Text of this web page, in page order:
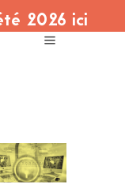
2026 ici